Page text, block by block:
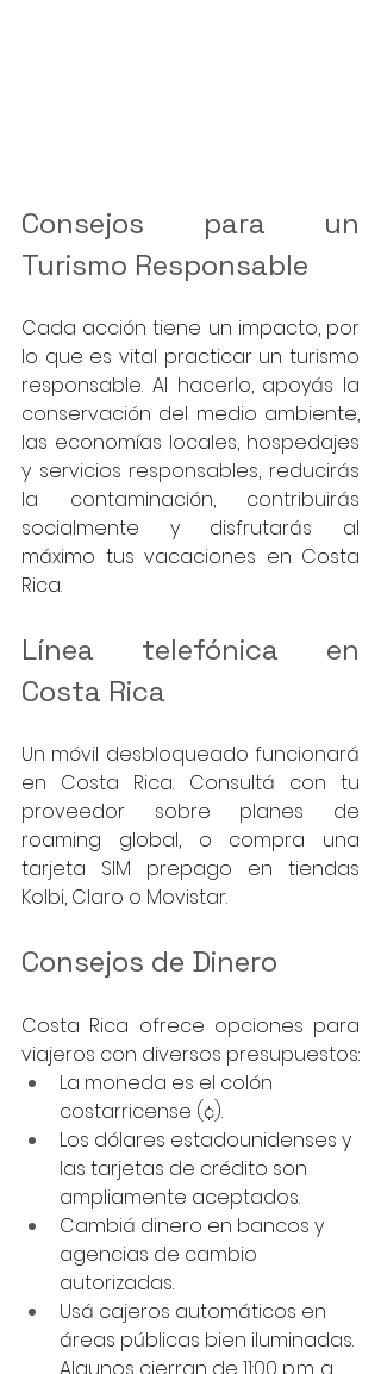
Consejos para un
Turismo Responsable
Cada acción tiene un impacto, por
lo que es vital practicar un turismo
responsable. Al hacerlo, apoyás la
conservación del medio ambiente,
las economías locales, hospedajes
y servicios responsables, reducirás
la contaminación, contribuirás
socialmente y disfrutarás al
máximo tus vacaciones en Costa
Rica.
Línea telefónica en
Costa Rica
Un móvil desbloqueado funcionará
en Costa Rica. Consultá con tu
proveedor sobre planes de
roaming global, o compra una
tarjeta SIM prepago en tiendas
Kolbi, Claro o Movistar.
Consejos de Dinero
Costa Rica ofrece opciones para
viajeros con diversos presupuestos:
La moneda es el colón
costarricense (¢).
Los dólares estadounidenses y
las tarjetas de crédito son
ampliamente aceptados.
Cambiá dinero en bancos y
agencias de cambio
autorizadas.
Usá cajeros automáticos en
áreas públicas bien iluminadas.